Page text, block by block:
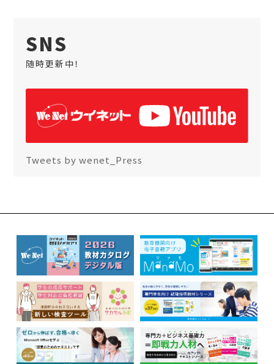
SNS
随時更新中！
Tweets by wenet_Press